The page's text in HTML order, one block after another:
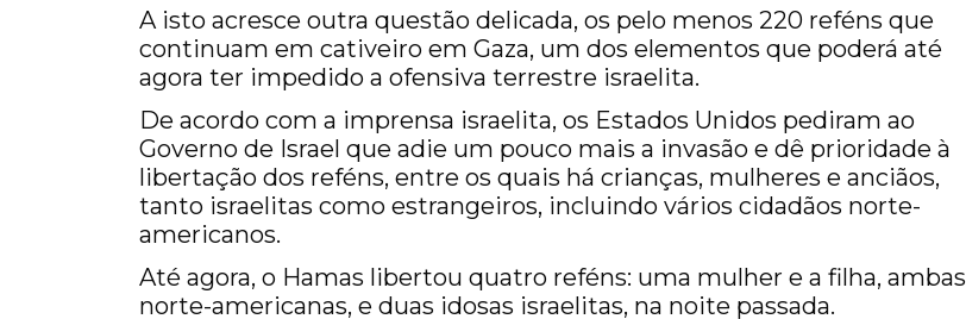
A isto acresce outra questão delicada, os pelo menos 220 reféns que
continuam em cativeiro em Gaza, um dos elementos que poderá até
agora ter impedido a ofensiva terrestre israelita.
De acordo com a imprensa israelita, os Estados Unidos pediram ao
Governo de Israel que adie um pouco mais a invasão e dê prioridade à
libertação dos reféns, entre os quais há crianças, mulheres e anciãos,
tanto israelitas como estrangeiros, incluindo vários cidadãos norte-
americanos.
Até agora, o Hamas libertou quatro reféns: uma mulher e a filha, ambas
norte-americanas, e duas idosas israelitas, na noite passada.